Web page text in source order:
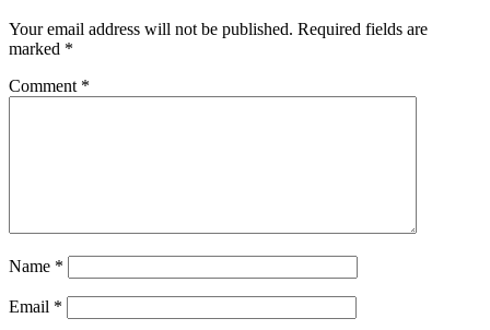
Your email address will not be published. Required fields are
marked *
Comment *
Name *
Email *